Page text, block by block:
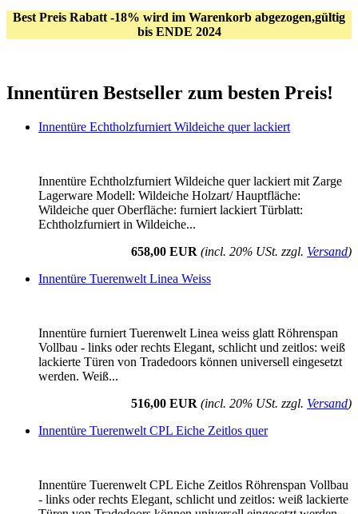
Best Preis Rabatt -18% wird im Warenkorb abgezogen,gültig
bis ENDE 2024
Innentüren Bestseller zum besten Preis!
Innentüre Echtholzfurniert Wildeiche quer lackiert
Innentüre Echtholzfurniert Wildeiche quer lackiert mit Zarge
Lagerware Modell: Wildeiche Holzart/ Hauptfläche:
Wildeiche quer Oberfläche: furniert lackiert Türblatt:
Echtholzfurniert in Wildeiche...
658,00 EUR (incl. 20% USt. zzgl. Versand)
Innentüre Tuerenwelt Linea Weiss
Innentüre furniert Tuerenwelt Linea weiss glatt Röhrenspan
Vollbau - links oder rechts Elegant, schlicht und zeitlos: weiß
lackierte Türen von Tradedoors können universell eingesetzt
werden. Weiß...
516,00 EUR (incl. 20% USt. zzgl. Versand)
Innentüre Tuerenwelt CPL Eiche Zeitlos quer
Innentüre Tuerenwelt CPL Eiche Zeitlos Röhrenspan Vollbau
- links oder rechts Elegant, schlicht und zeitlos: weiß lackierte